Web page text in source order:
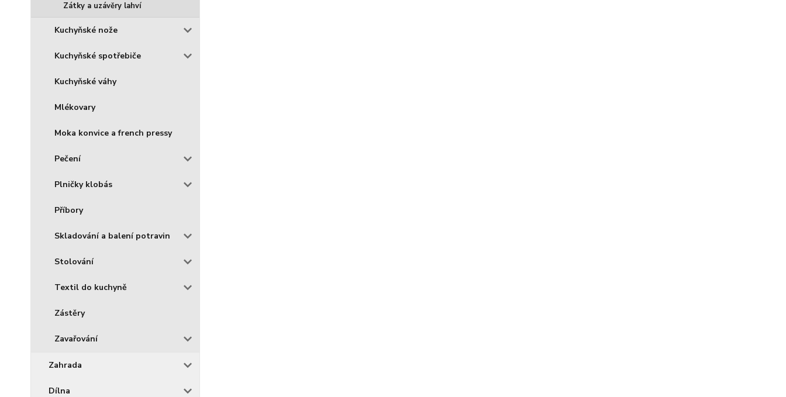
Zátky a uzávěry lahví
Kuchyňské nože
Kuchyňské spotřebiče
Kuchyňské váhy
Mlékovary
Moka konvice a french pressy
Pečení
Plničky klobás
Příbory
Skladování a balení potravin
Stolování
Textil do kuchyně
Zástěry
Zavařování
Zahrada
Dílna